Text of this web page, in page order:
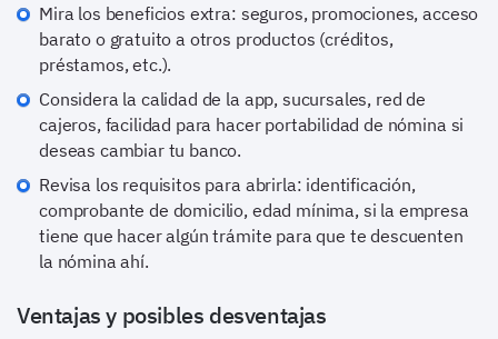
Mira los beneficios extra: seguros, promociones, acceso
barato o gratuito a otros productos (créditos,
préstamos, etc.).
Considera la calidad de la app, sucursales, red de
cajeros, facilidad para hacer portabilidad de nómina si
deseas cambiar tu banco.
Revisa los requisitos para abrirla: identificación,
comprobante de domicilio, edad mínima, si la empresa
tiene que hacer algún trámite para que te descuenten
la nómina ahí.
Ventajas y posibles desventajas